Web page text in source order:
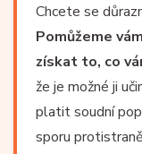
Chcete se
Pomůžeme
získat to, co
že je možné ji
platit soudní
sporu